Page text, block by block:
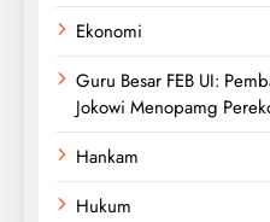
Ekonomi
Guru Besar FEB UI:
Jokowi Menopamg
Hankam
Hukum